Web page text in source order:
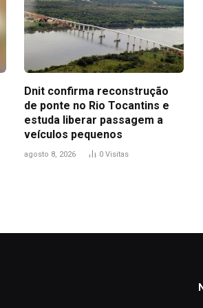
Dnit confirma reconstrução
de ponte no Rio Tocantins e
estuda liberar passagem a
veículos pequenos
agosto 8, 2026 0 Visitas